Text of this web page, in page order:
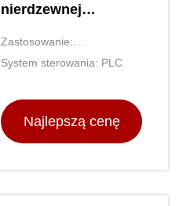
nierdzewnej
molekularnej
Zastosowanie:
Koncentracja/destylacja
System sterowania: PLC
Najlepszą cenę